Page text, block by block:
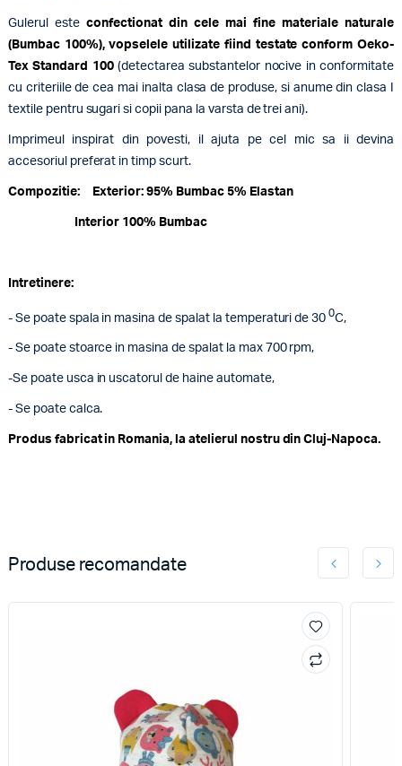
Gulerul esteconfectionat din cele mai fine materiale naturale
(Bumbac 100%), vopselele utilizate fiind testate conform Oeko-
Tex Standard 100(detectarea substantelor nocive in conformitate
cu criteriile de cea mai inalta clasa de produse, si anume din clasa I
textile pentru sugari si copii pana la varsta de trei ani).
Imprimeul inspirat din povesti, il ajuta pe cel mic sa ii devina
accesoriul preferat in timp scurt.
Compozitie: Exterior: 95% Bumbac 5% Elastan
Interior 100% Bumbac
Intretinere:
- Se poate spala in masina de spalat la temperaturi de 300C,
- Se poate stoarce in masina de spalat la max 700 rpm,
-Se poate usca in uscatorul de haine automate,
- Se poate calca.
Produs fabricat in Romania, la atelierul nostru din Cluj-Napoca.
Produse recomandate